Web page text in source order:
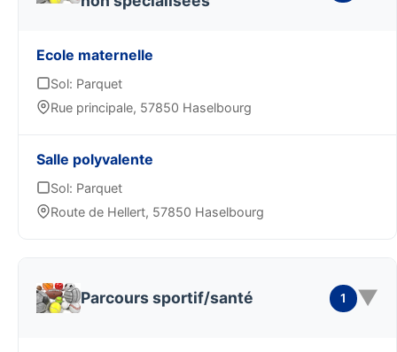
Ecole maternelle
Sol: Parquet
Rue principale, 57850 Haselbourg
Salle polyvalente
Sol: Parquet
Route de Hellert, 57850 Haselbourg
Parcours sportif/santé 1 ▼